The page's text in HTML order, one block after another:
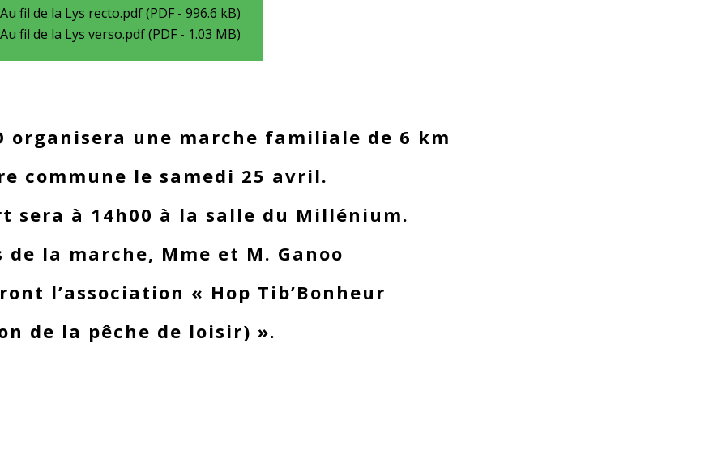
fil de la Lys recto.pdf (PDF - 996.6 kB)
fil de la Lys verso.pdf (PDF - 1.03 MB)
organisera une marche familiale de 6 km
commune le samedi 25 avril.
sera à 14h00 à la salle du Millénium.
de la marche, Mme et M. Ganoo
l’association « Hop Tib’Bonheur
de la pêche de loisir) ».